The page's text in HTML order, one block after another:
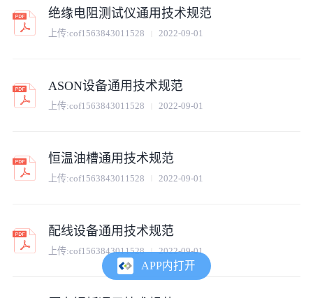
绝缘电阻测试仪通用技术规范
上传:cof1563843011528 2022-09-01
ASON设备通用技术规范
上传:cof1563843011528 2022-09-01
恒温油槽通用技术规范
上传:cof1563843011528 2022-09-01
配线设备通用技术规范
上传:cof1563843011528 2022-09-01
APP内打开